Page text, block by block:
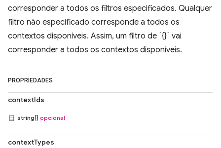
corresponder a todos os filtros especificados. Qualquer
filtro não especificado corresponde a todos os
contextos disponíveis. Assim, um filtro de `{}` vai
corresponder a todos os contextos disponíveis.
PROPRIEDADES
contextIds
string[] opcional
contextTypes